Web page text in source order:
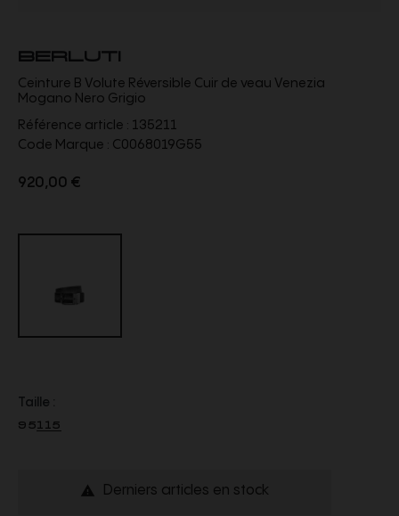
BERLUTI
Ceinture B Volute Réversible Cuir de veau Venezia
Mogano Nero Grigio
Référence article : 135211
Code Marque : C0068019G55
920,00 €
Taille :
95115
 Derniers articles en stock